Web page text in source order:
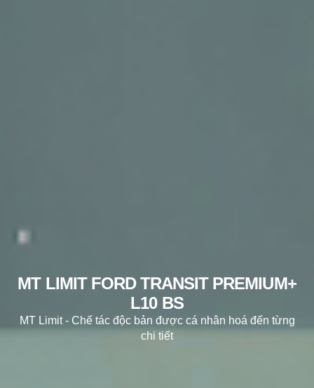
MT LIMIT FORD TRANSIT PREMIUM+
L10 BS
MT Limit - Chế tác độc bản được cá nhân hoá đến từng
chi tiết